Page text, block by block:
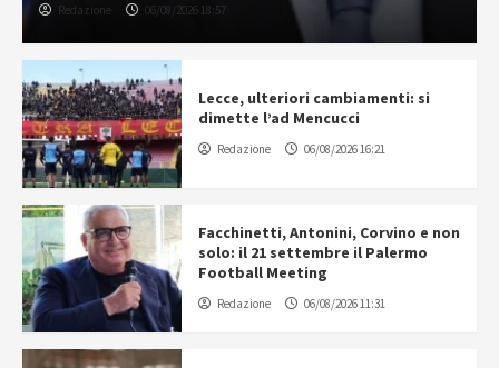
Redazione 06/08/2026 18:57
Lecce, ulteriori cambiamenti: si
dimette l’ad Mencucci
Redazione 06/08/2026 16:21
Facchinetti, Antonini, Corvino e non
solo: il 21 settembre il Palermo
Football Meeting
Redazione 06/08/2026 11:31